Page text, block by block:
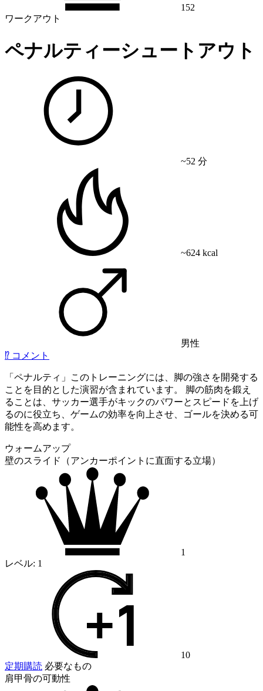
152
ワークアウト
ペナルティーシュートアウト
~52 分
~624 kcal
男性
⁉️ コメント
「ペナルティ」このトレーニングには、脚の強さを開発する
ことを目的とした演習が含まれています。 脚の筋肉を鍛え
ることは、サッカー選手がキックのパワーとスピードを上げ
るのに役立ち、ゲームの効率を向上させ、ゴールを決める可
能性を高めます。
ウォームアップ
壁のスライド（アンカーポイントに直面する立場）
1
レベル: 1
10
定期購読 必要なもの
肩甲骨の可動性